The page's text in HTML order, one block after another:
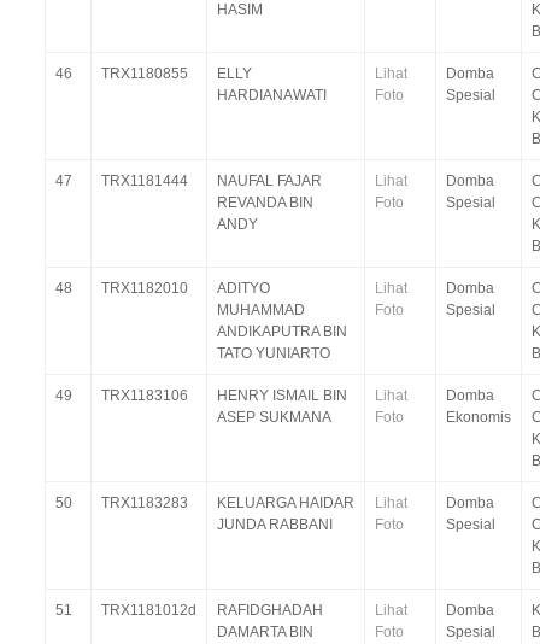
HASIM
46 TRX1180855
ELLY
HARDIANAWATI
Lihat
Foto
Domba
Spesial
47 TRX1181444
NAUFAL FAJAR
REVANDA BIN
ANDY
Lihat
Foto
Domba
Spesial
48 TRX1182010
ADITYO
MUHAMMAD
ANDIKAPUTRA BIN
TATO YUNIARTO
Lihat
Foto
Domba
Spesial
49 TRX1183106
HENRY ISMAIL BIN
ASEP SUKMANA
Lihat
Foto
Domba
Ekonomis
50 TRX1183283
KELUARGA HAIDAR
JUNDA RABBANI
Lihat
Foto
Domba
Spesial
51 TRX1181012d
RAFIDGHADAH
DAMARTA BIN
Lihat
Foto
Domba
Spesial